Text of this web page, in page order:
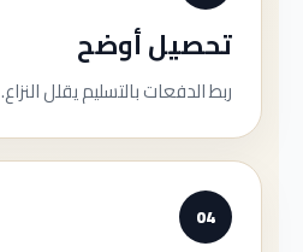
تحصيل أوضح
ربط الدفعات بالتسليم يقلل النزاع.
04